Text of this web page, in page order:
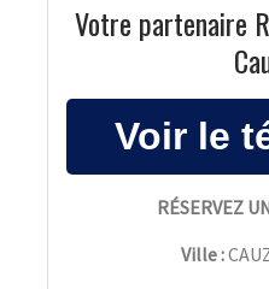
Votre partenaire
RÉSERVEZ
Ville :